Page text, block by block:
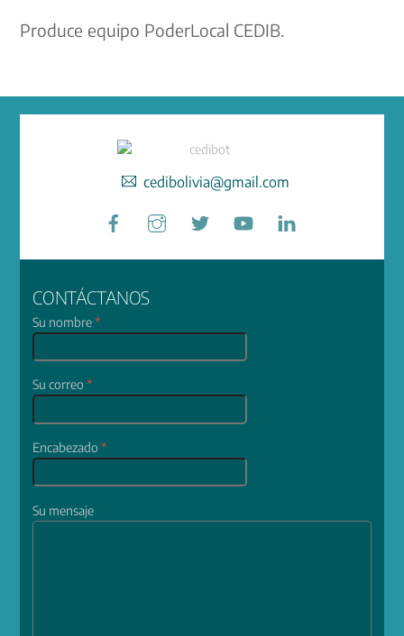
Produce equipo PoderLocal CEDIB.
cedibolivia@gmail.com
Facebook
CONTÁCTANOS
Su nombre*
Su correo*
Encabezado*
Su mensaje